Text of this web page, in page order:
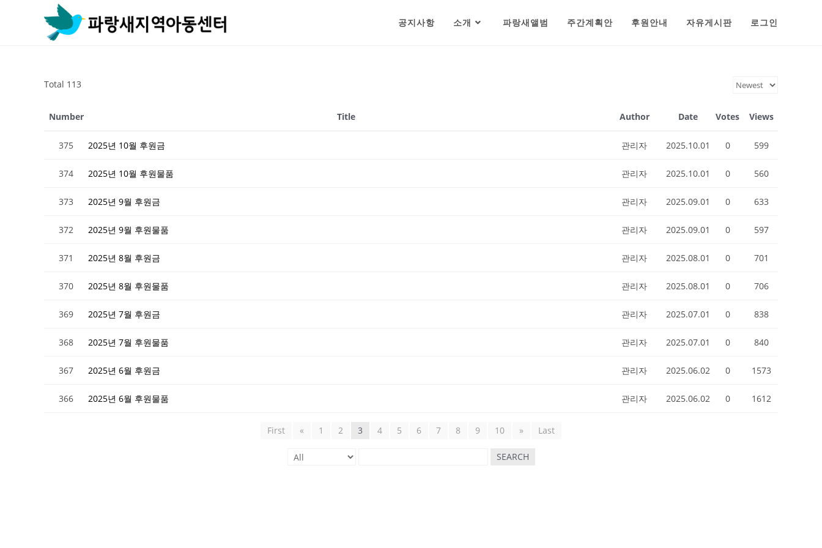
공지사항 소개 파랑새앨범 주간계획안 후원안내 자유게시판 로그인
Total 113
Number Title Author Date Votes Views
375 2025년 10월 후원금 관리자 2025.10.01 0 599
374 2025년 10월 후원물품 관리자 2025.10.01 0 560
373 2025년 9월 후원금 관리자 2025.09.01 0 633
372 2025년 9월 후원물품 관리자 2025.09.01 0 597
371 2025년 8월 후원금 관리자 2025.08.01 0 701
370 2025년 8월 후원물품 관리자 2025.08.01 0 706
369 2025년 7월 후원금 관리자 2025.07.01 0 838
368 2025년 7월 후원물품 관리자 2025.07.01 0 840
367 2025년 6월 후원금 관리자 2025.06.02 0 1573
366 2025년 6월 후원물품 관리자 2025.06.02 0 1612
First « 1 2 3 4 5 6 7 8 9 10 » Last
SEARCH